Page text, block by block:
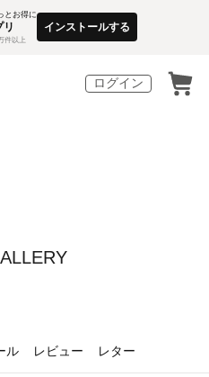
とお得に
件以上
インストールする
ログイン
ル レビュー レター